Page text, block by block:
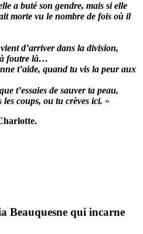
a buté son gendre, mais si elle
morte vu le nombre de fois où il
d’arriver dans la division,
foutre là…
t’aide, quand tu vis la peur aux
t’essaies de sauver ta peau,
coups, ou tu crèves ici. »
Beauquesne qui incarne